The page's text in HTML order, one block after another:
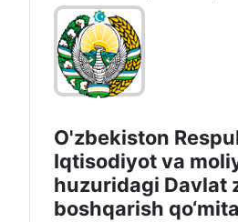
O'zbekiston
Iqtisodiyot va
huzuridаgi Dаvlаt
boshqаrish